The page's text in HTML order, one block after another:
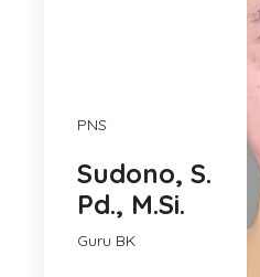
PNS
Sudono, S.
Pd., M.Si.
Guru BK